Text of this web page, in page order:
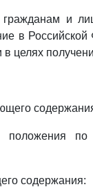
и
в
целях
положения
содержания: